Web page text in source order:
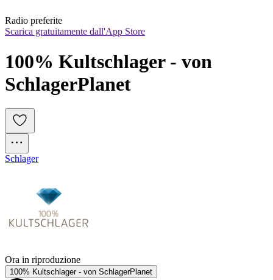
Radio preferite
Scarica gratuitamente dall'App Store
100% Kultschlager - von
SchlagerPlanet
Schlager
Ora in riproduzione
100% Kultschlager - von SchlagerPlanet